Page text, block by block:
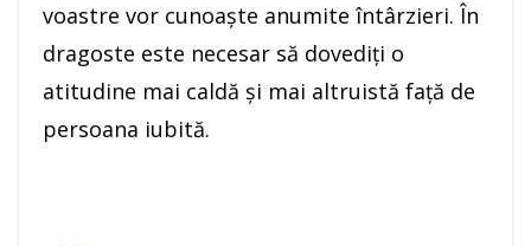
voastre vor cunoaşte anumite întârzieri. În
dragoste este necesar să dovediţi o
atitudine mai caldă şi mai altruistă faţă de
persoana iubită.